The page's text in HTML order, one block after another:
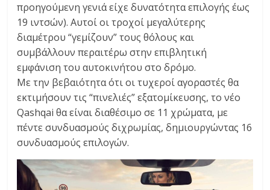
προηγούμενη γενιά είχε δυνατότητα επιλογής έως
19 ιντσών). Αυτοί οι τροχοί μεγαλύτερης
διαμέτρου “γεμίζουν” τους θόλους και
συμβάλλουν περαιτέρω στην επιβλητική
εμφάνιση του αυτοκινήτου στο δρόμο.
Με την βεβαιότητα ότι οι τυχεροί αγοραστές θα
εκτιμήσουν τις “πινελιές” εξατομίκευσης, το νέο
Qashqai θα είναι διαθέσιμο σε 11 χρώματα, με
πέντε συνδυασμούς διχρωμίας, δημιουργώντας 16
συνδυασμούς επιλογών.